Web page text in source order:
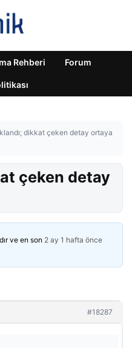
Rehberi Forum
dikkat çeken detay ortaya
çeken detay
ve en son 2 ay 1 hafta önce
#18287